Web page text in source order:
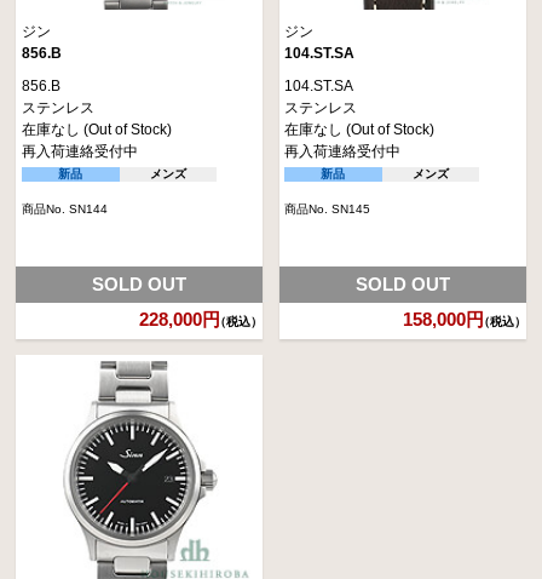
ジン
856.B
856.B
ステンレス
在庫なし (Out of Stock)
再入荷連絡受付中
新品 メンズ
商品No. SN144
228,000円（税込）
SOLD OUT
ジン
104.ST.SA
104.ST.SA
ステンレス
在庫なし (Out of Stock)
再入荷連絡受付中
新品 メンズ
商品No. SN145
158,000円（税込）
SOLD OUT